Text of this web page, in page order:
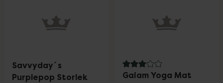
Savvyday´s
Purplepop Storlek
3 av 5 i omdöme
Gaiam Yoga Mat